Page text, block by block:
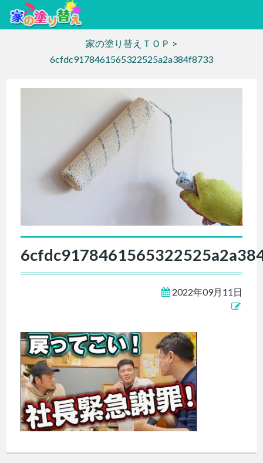
家の塗り替えＴＯＰ >
6cfdc9178461565322525a2a384f8733
2022年09月11日